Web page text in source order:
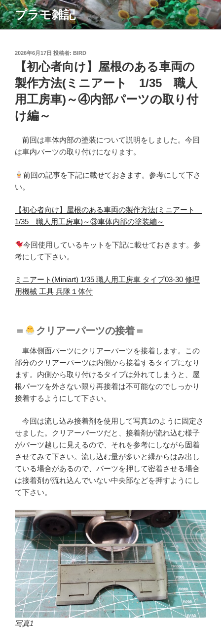
コ
ン
テ
プラモ雑記
投
2026年6月17日 投稿者: BIRD
【初心者向け】屋根のある車両の
製作方法(ミニアート 1/35 職人
用工房車)～④内部パーツの取り付
け編～
前回は車体内部の塗装について説明をしました。今回
は車内パーツの取り付けになります。
前回の記事を下記に載せておきます。参考にして下さ
い。
【初心者向け】屋根のある車両の製作方法(ミニアート
1/35 職人用工房車)～③車体内部の塗装編～
今回使用しているキットを下記に載せておきます。参
考にして下さい。
ミニアート(Miniart) 1/35 職人用工房車 タイプ03-30 修理
用機械 工具 兵隊１体付
＝ クリアーパーツの接着＝
車体側面パーツにクリアーパーツを接着します。この
部分のクリアーパーツは内側から接着するタイプになり
ます。内側から取り付けるタイプは外れてしまうと、屋
根パーツを外さない限り再接着は不可能なのでしっかり
接着するようにして下さい。
今回は流し込み接着剤を使用して写真1のように固定さ
せました。クリアーパーツだと、接着剤が流れ込む様子
がパーツ越しに見えるので、それを参考にしながら固着
させてみて下さい。流し込む量が多いと縁からはみ出し
ている場合があるので、パーツを押して密着させる場合
は接着剤が流れ込んでいない中央部などを押すようにし
て下さい。
写真1